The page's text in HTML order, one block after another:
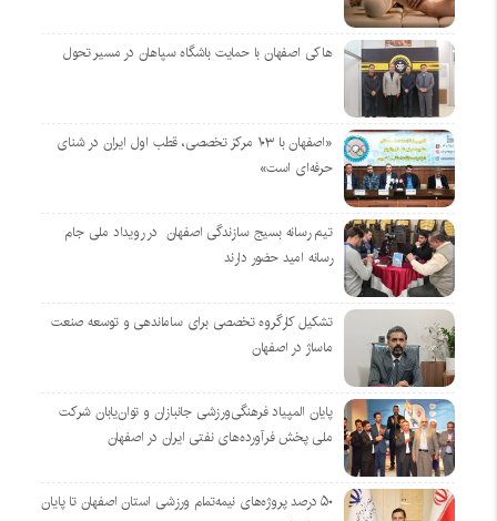
هاکی اصفهان با حمایت باشگاه سپاهان در مسیر تحول
«اصفهان با ۱۰۳ مرکز تخصصی، قطب اول ایران در شنای
حرفه‌ای است»
تیم رسانه بسیج سازندگی اصفهان در رویداد ملی جام
رسانه امید حضور دارند
تشکیل کارگروه تخصصی برای ساماندهی و توسعه صنعت
ماساژ در اصفهان
پایان المپیاد فرهنگی‌ورزشی جانبازان و توان‌یابان شرکت
ملی پخش فرآورده‌های نفتی ایران در اصفهان
۵۰ درصد پروژه‌های نیمه‌تمام ورزشی استان اصفهان تا پایان